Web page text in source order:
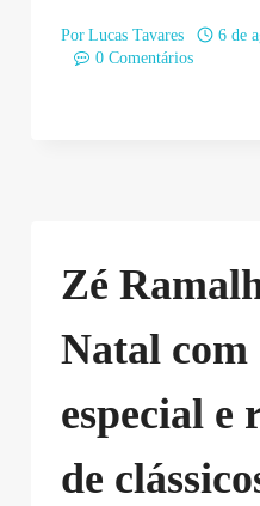
Por Lucas Tavares
6 de
0 Comentários
Zé
Natal com
especial e
de